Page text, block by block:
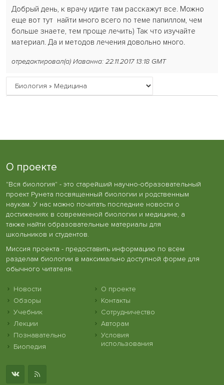
Добрый день, к врачу идите там расскажут все. Можно
еще вот тут найти много всего по теме папиллом, чем
больше знаете, тем проще лечить) Так что изучайте
материал. Да и методов лечения довольно много.
отредактировал(а) Иаванна: 22.11.2017 13:18 GMT
О проекте
"Вся биология" - это старейший научно-образовательный
проект Рунета посвященный биологии и родственным
наукам. У нас можно почитать последние новости о
достижениях в современной биологии и медицине, а
также найти образовательные материалы для
школьников и студентов.
Миссия проекта - предоставить информацию по всем
разделам биологии в максимально доступной форме для
обычного читателя.
Новости
Обзоры
Учебник
Лекции
Познавательно
Биопедия
О проекте
Контакты
Сотрудничество
Авторам
Условия
использования